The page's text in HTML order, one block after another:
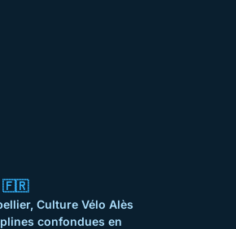
! 🇫🇷
Culture Vélo Alès
confondues en